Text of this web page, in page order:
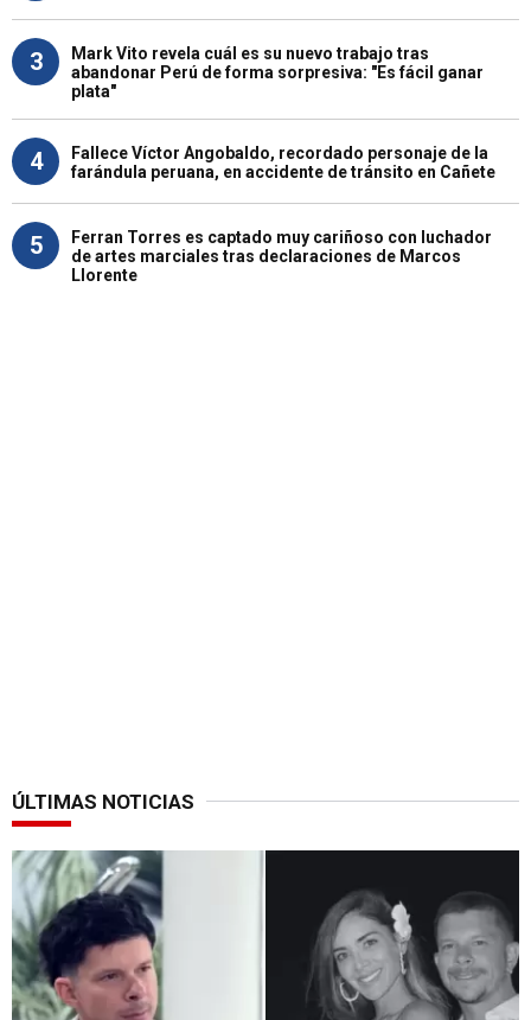
3
Mark Vito revela cuál es su nuevo trabajo tras
abandonar Perú de forma sorpresiva: "Es fácil ganar
plata"
4
Fallece Víctor Angobaldo, recordado personaje de la
farándula peruana, en accidente de tránsito en Cañete
5
Ferran Torres es captado muy cariñoso con luchador
de artes marciales tras declaraciones de Marcos
Llorente
ÚLTIMAS NOTICIAS